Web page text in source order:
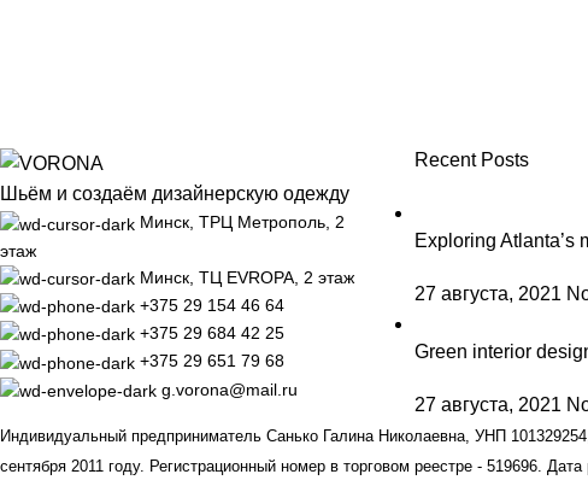
Шьём и создаём дизайнерскую одежду
Минск, ТРЦ Метрополь, 2
этаж
Минск, ТЦ EVROPA, 2 этаж
+375 29 154 46 64
+375 29 684 42 25
+375 29 651 79 68
g.vorona@mail.ru
Recent Posts
Exploring Atlanta’s
27 августа, 2021
Green interior
27 августа, 2021
Индивидуальный предприниматель Санько Галина Николаевна, УНП
сентября 2011 году. Регистрационный номер в торговом реестре - 519696.